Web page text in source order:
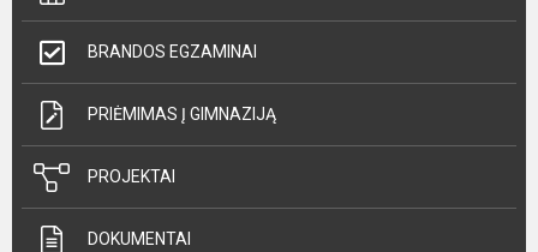
BRANDOS EGZAMINAI
PRIĖMIMAS Į GIMNAZIJĄ
PROJEKTAI
DOKUMENTAI